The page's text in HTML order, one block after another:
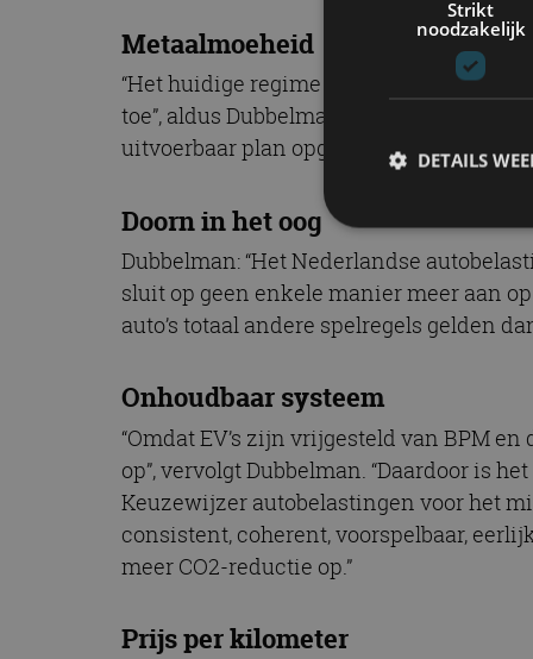
Metaalmoeheid
“Het huidige regime van
toe”, aldus Dubbelman. Op verzoek
uitvoerbaar plan opgesteld waarmee
Doorn in het oog
Dubbelman: “Het Nederlandse
sluit op geen enkele manier meer aan
auto’s totaal andere spelregels gelden
Onhoudbaar systeem
“Omdat EV’s zijn vrijgesteld van BPM
op”, vervolgt Dubbelman. “Daardoor is
Keuzewijzer autobelastingen voor het
consistent, coherent, voorspelbaar,
meer CO2-reductie op.”
Prijs per kilometer
Strikt
noodzakelijk
DETAILS
Strikt noodzakelijke
accountbeheer. De
cf_clearance